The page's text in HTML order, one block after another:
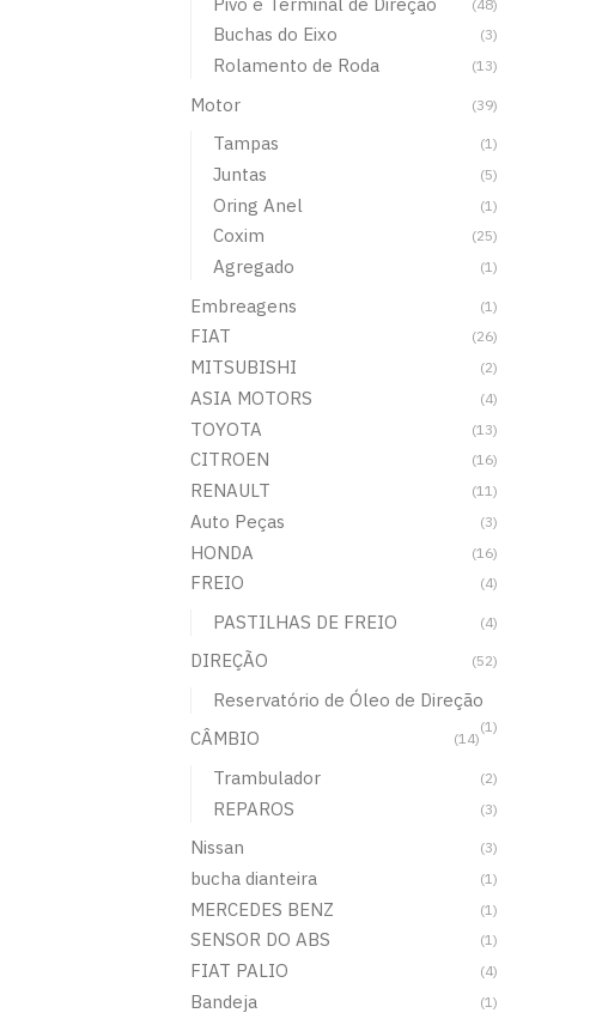
(48)
Buchas do Eixo (3)
Rolamento de Roda (13)
Motor (39)
Tampas (1)
Juntas (5)
Oring Anel (1)
Coxim (25)
Agregado (1)
Embreagens (1)
FIAT (26)
MITSUBISHI (2)
ASIA MOTORS (4)
TOYOTA (13)
CITROEN (16)
RENAULT (11)
Auto Peças (3)
HONDA (16)
FREIO (4)
PASTILHAS DE FREIO (4)
DIREÇÃO (52)
Reservatório de Óleo de Direção
(1)
CÂMBIO (14)
Trambulador (2)
REPAROS (3)
Nissan (3)
bucha dianteira (1)
MERCEDES BENZ (1)
SENSOR DO ABS (1)
FIAT PALIO (4)
Bandeja (1)